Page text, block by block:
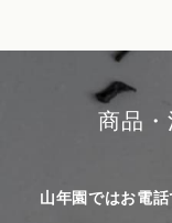
商品
山年園ではお電